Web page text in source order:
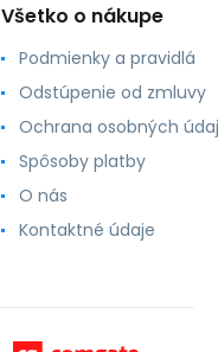
Všetko o nákupe
Podmienky a pravidlá
Odstúpenie od zmluvy
Ochrana osobných
Spôsoby platby
O nás
Kontaktné údaje